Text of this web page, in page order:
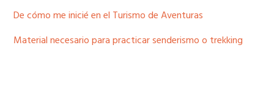
De cómo me inicié en el Turismo de Aventuras
Material necesario para practicar senderismo o trekking